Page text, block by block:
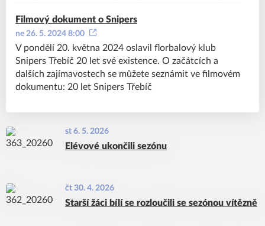
ne 26. 5. 2024 8:00
Filmový dokument o Snipers
V pondělí 20. května 2024 oslavil florbalový klub
Snipers Třebíč 20 let své existence. O začátcích a
dalších zajímavostech se můžete seznámit ve filmovém
dokumentu: 20 let Snipers Třebíč
st 6. 5. 2026
Elévové ukončili sezónu
čt 30. 4. 2026
Starší žáci bílí se rozloučili se sezónou vítězně